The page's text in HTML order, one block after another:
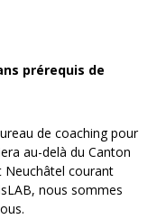
prérequis de
de coaching pour
au-delà du Canton
Neuchâtel courant
nous sommes